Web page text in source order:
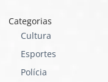
Categorias
Cultura
Esportes
Polícia